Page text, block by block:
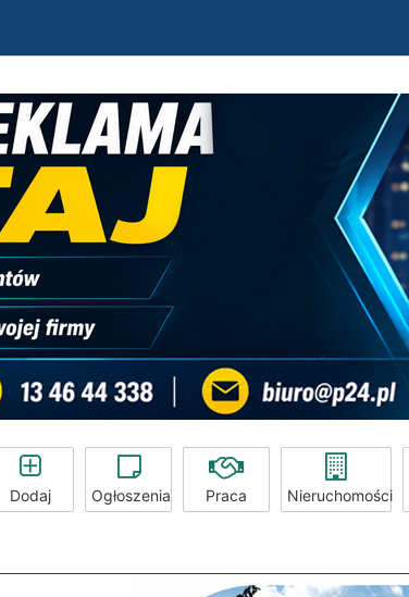
Dodaj Ogłoszenia Praca Nieruchomości